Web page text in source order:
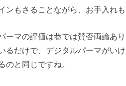
ンもさることながら、お手入れ
ーマの評価は巷では賛否両論あ
るだけで、デジタルパーマがい
のと同じですね。